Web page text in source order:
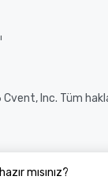
mısınız?
Inc. Tüm